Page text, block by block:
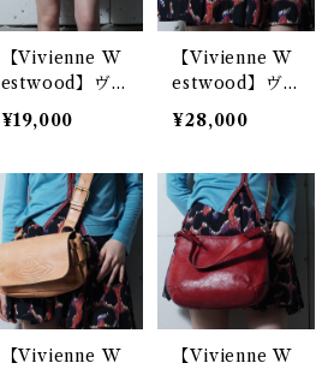
【Vivienne W
estwood】ヴ
ィヴィアンウエ
ストウッド レ
スカート blac
k&pink&blue
¥19,000
【Vivienne W
estwood】ヴ
ストウッド オ
パクトレザーシ
ョルダーバッグ
blue
¥28,000
【Vivienne W
【Vivienne W